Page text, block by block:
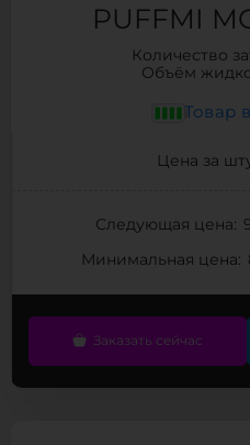
PUFFMI
Количество
Объём
Товар
Цена за
Следующая цена:
Минимальная цена:
Заказать сейчас